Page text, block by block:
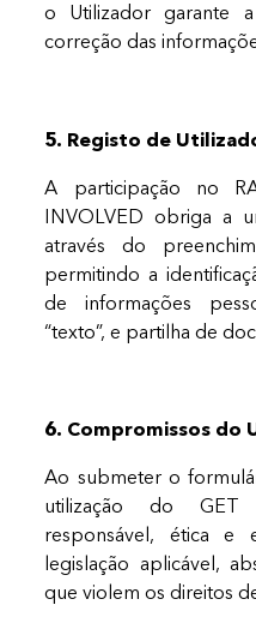
o Utilizador garante
correção das
5. Registo de
A participação no
INVOLVED obriga a
através do
permitindo a
de informações
“texto”, e partilha de
6. Compromissos do
Ao submeter o
utilização do GET
responsável, ética e
legislação aplicável,
que violem os direitos